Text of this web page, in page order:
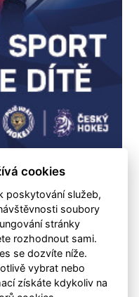
cookies
poskytování služeb,
soubory
stránky
rozhodnout sami.
se dozvíte níže.
vybrat nebo
získáte kdykoliv na